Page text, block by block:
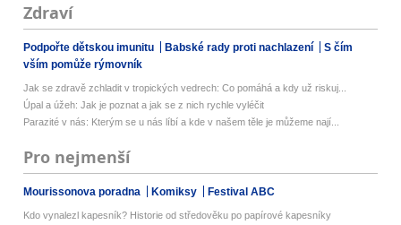
Zdraví
Podpořte dětskou imunitu Babské rady proti nachlazení
S čím
vším pomůže rýmovník
Jak se zdravě zchladit v tropických vedrech: Co pomáhá a kdy už riskuj...
Úpal a úžeh: Jak je poznat a jak se z nich rychle vyléčit
Parazité v nás: Kterým se u nás líbí a kde v našem těle je můžeme nají...
Pro nejmenší
Mourissonova poradna Komiksy Festival ABC
Kdo vynalezl kapesník? Historie od středověku po papírové kapesníky